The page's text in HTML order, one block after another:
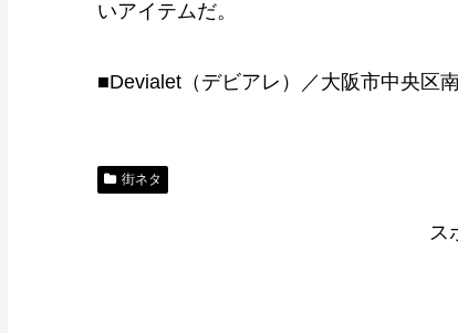
いアイテムだ。
■Devialet（デビアレ）／大阪市中央
街ネタ
ス